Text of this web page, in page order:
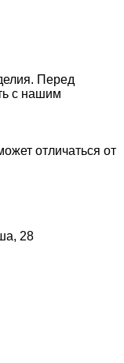
Перед
с нашим
отличаться от
28